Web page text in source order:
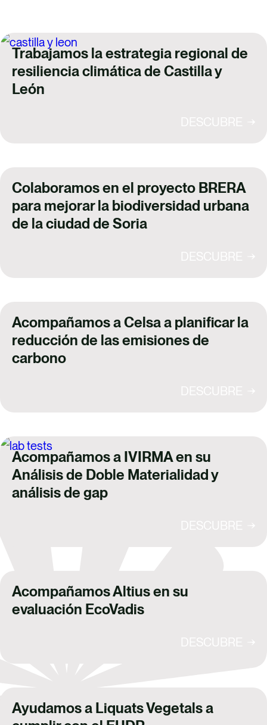
Trabajamos la estrategia regional de
resiliencia climática de Castilla y
León
Colaboramos en el proyecto BRERA
para mejorar la biodiversidad urbana
de la ciudad de Soria
Acompañamos a Celsa a planificar la
reducción de las emisiones de
carbono
Acompañamos a IVIRMA en su
Análisis de Doble Materialidad y
análisis de gap
Acompañamos Altius en su
evaluación EcoVadis
Ayudamos a Liquats Vegetals a